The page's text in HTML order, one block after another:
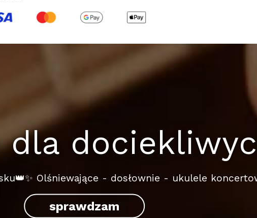
dla
Olśniewające - dosłownie - ukulele
sprawdzam